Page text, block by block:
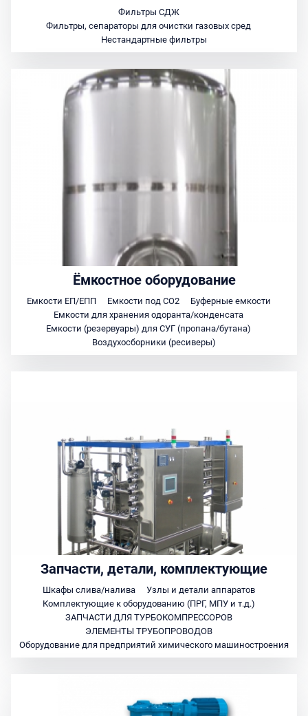
Фильтры СДЖ
Фильтры, сепараторы для очистки газовых сред
Нестандартные фильтры
Ёмкостное оборудование
Емкости ЕП/ЕПП Емкости под СО2
Буферные емкости
Емкости для хранения одоранта/конденсата
Емкости (резервуары) для СУГ (пропана/бутана)
Воздухосборники (ресиверы)
Запчасти, детали, комплектующие
Шкафы слива/налива
Узлы и детали аппаратов
Комплектующие к оборудованию (ПРГ, МПУ и т.д.)
ЗАПЧАСТИ ДЛЯ ТУРБОКОМПРЕССОРОВ
ЭЛЕМЕНТЫ ТРУБОПРОВОДОВ
Оборудование для предприятий химического машиностроения